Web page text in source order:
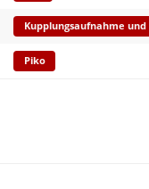
Kupplungsaufnahme
Piko